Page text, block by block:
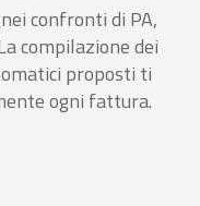
confronti di PA,
compilazione dei
proposti ti
ogni fattura.